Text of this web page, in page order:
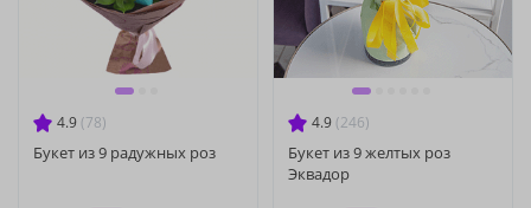
4.9 (78)
Букет из 9 радужных роз
4.9 (246)
Букет из 9 желтых роз
Эквадор